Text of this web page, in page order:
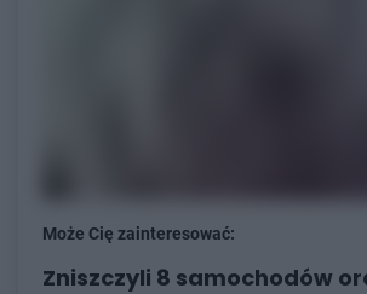
Może Cię zainteresować:
Zniszczyli 8 samochodów